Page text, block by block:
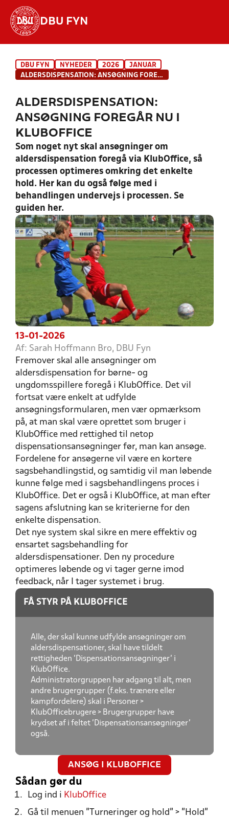
DBU FYN
INDHOLD OG NYHEDER
HOLD
DBU FYN NYHEDER 2026
JANUAR
ALDERSDISPENSATION: ANSØGNING FOREGÅR NU I KLUBOFFICE
ALDERSDISPENSATION:
ANSØGNING FOREGÅR NU I
KLUBOFFICE
Som noget nyt skal ansøgninger om
aldersdispensation foregå via KlubOffice, så
processen optimeres omkring det enkelte
hold. Her kan du også følge med i
behandlingen undervejs i processen. Se
guiden her.
13-01-2026
Af: Sarah Hoffmann Bro, DBU Fyn
Fremover skal alle ansøgninger om
aldersdispensation for børne- og
ungdomsspillere foregå i KlubOffice. Det vil
fortsat være enkelt at udfylde
ansøgningsformularen, men vær opmærksom
på, at man skal være oprettet som bruger i
KlubOffice med rettighed til netop
dispensationsansøgninger før, man kan ansøge.
Fordelene for ansøgerne vil være en kortere
sagsbehandlingstid, og samtidig vil man løbende
kunne følge med i sagsbehandlingens proces i
KlubOffice. Det er også i KlubOffice, at man efter
sagens afslutning kan se kriterierne for den
enkelte dispensation.
Det nye system skal sikre en mere effektiv og
ensartet sagsbehandling for
aldersdispensationer. Den ny procedure
optimeres løbende og vi tager gerne imod
feedback, når I tager systemet i brug.
FÅ STYR PÅ KLUBOFFICE
Alle, der skal kunne udfylde ansøgninger om
aldersdispensationer, skal have tildelt
rettigheden 'Dispensationsansøgninger' i
KlubOffice.
Administratorgruppen har adgang til alt, men
andre brugergrupper (f.eks. trænere eller
kampfordelere) skal i Personer >
KlubOfficebrugere > Brugergrupper have
krydset af i feltet 'Dispensationsansøgninger'
også.
ANSØG I KLUBOFFICE
Sådan gør du
Log ind i KlubOffice
Gå til menuen "Turneringer og hold” > ”Hold”